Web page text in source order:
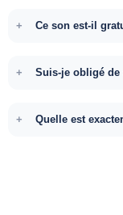
Ce son est-il
Suis-je obligé
Quelle est